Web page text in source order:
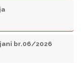
br.06/2026